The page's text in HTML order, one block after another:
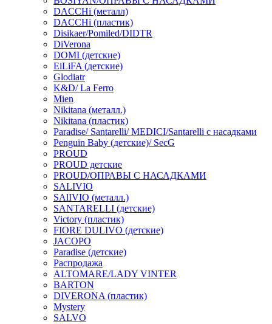
DACCHi (металл)
DACCHi (пластик)
Disikaer/Pomiled/DIDTR
DiVerona
DOMI (детские)
EiLiFA (детские)
Glodiatr
K&D/ La Ferro
Mien
Nikitana (металл.)
Nikitana (пластик)
Paradise/ Santarelli/ MEDICI/Santarelli с насадками
Penguin Baby (детские)/ SecG
PROUD
PROUD детские
PROUD/ОПРАВЫ С НАСАДКАМИ
SALIVIO
SAlIVIO (металл.)
SANTARELLI (детские)
Victory (пластик)
FIORE DULIVO (детские)
JACOPO
Paradise (детские)
Распродажа
ALTOMARE/LADY VINTER
BARTON
DIVERONA (пластик)
Mystery
SALVO